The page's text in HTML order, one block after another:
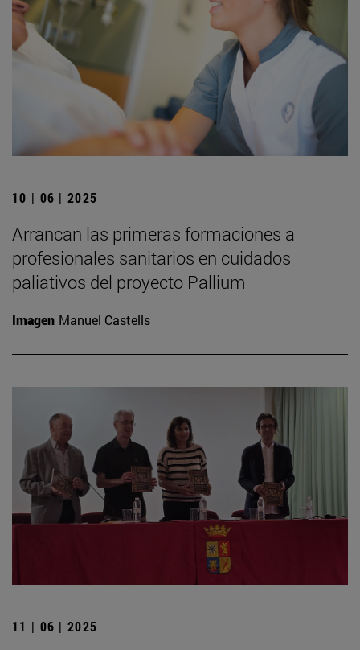
10 | 06 | 2025
Arrancan las primeras formaciones a
profesionales sanitarios en cuidados
paliativos del proyecto Pallium
Imagen Manuel Castells
11 | 06 | 2025